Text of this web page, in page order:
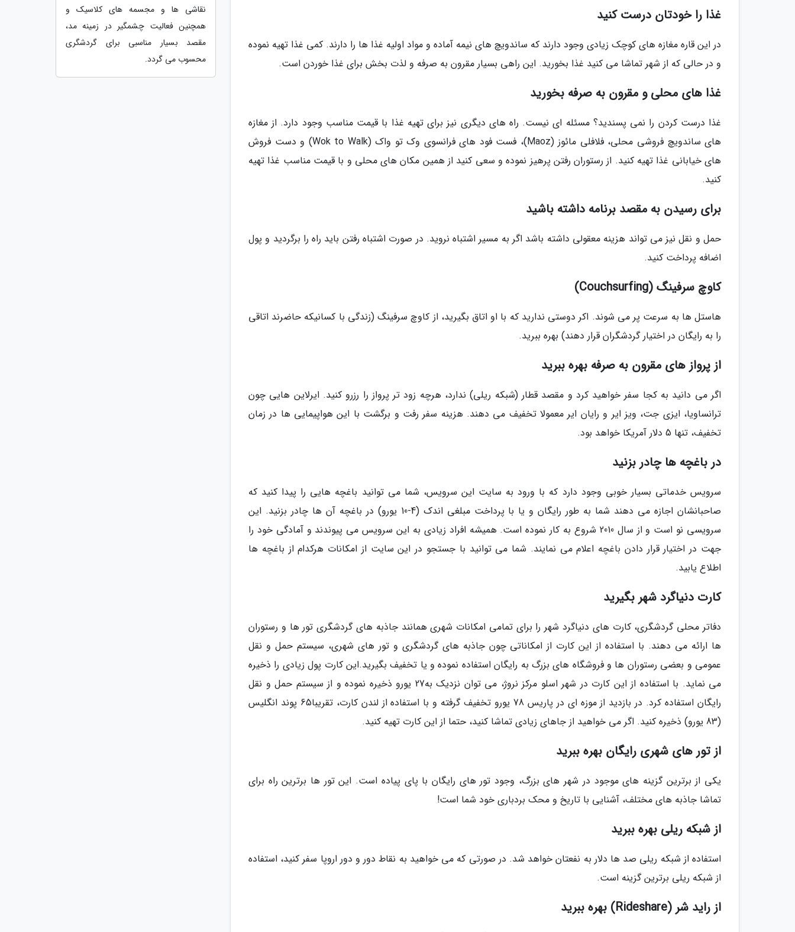
غذا را خودتان درست کنید
در این قاره مغازه های کوچک زیادی وجود دارند که ساندویچ های نیمه آماده و مواد اولیه غذا ها را دارند. کمی غذا تهیه نموده
و در حالی که از شهر تماشا می کنید غذا بخورید. این راهی بسیار مقرون به صرفه و لذت بخش برای غذا خوردن است.
غذا های محلی و مقرون به صرفه بخورید
غذا درست کردن را نمی پسندید؟ مسئله ای نیست. راه های دیگری نیز برای تهیه غذا با قیمت مناسب وجود دارد. از مغازه
های ساندویچ فروشی محلی، فلافلی مائوز (Maoz)، فست فود های فرانسوی وک تو واک (Wok to Walk) و دست فروش
های خیابانی غذا تهیه کنید. از رستوران رفتن پرهیز نموده و سعی کنید از همین مکان های محلی و با قیمت مناسب غذا تهیه
کنید.
برای رسیدن به مقصد برنامه داشته باشید
حمل و نقل نیز می تواند هزینه معقولی داشته باشد اگر به مسیر اشتباه نروید. در صورت اشتباه رفتن باید راه را برگردید و پول
اضافه پرداخت کنید.
کاوچ سرفینگ (Couchsurfing)
هاستل ها به سرعت پر می شوند. اکر دوستی ندارید که با او اتاق بگیرید، از کاوچ سرفینگ (زندگی با کسانیکه حاضرند اتاقی
را به رایگان در اختیار گردشگران قرار دهند) بهره ببرید.
از پرواز های مقرون به صرفه بهره ببرید
اگر می دانید به کجا سفر خواهید کرد و مقصد قطار (شبکه ریلی) ندارد، هرچه زود تر پرواز را رزرو کنید. ایرلاین هایی چون
ترانساویا، ایزی جت، ویز ایر و رایان ایر معمولا تخفیف می دهند. هزینه سفر رفت و برگشت با این هواپیمایی ها در زمان
تخفیف، تنها 5 دلار آمریکا خواهد بود.
در باغچه ها چادر بزنید
سرویس خدماتی بسیار خوبی وجود دارد که با ورود به سایت این سرویس، شما می توانید باغچه هایی را پیدا کنید که
صاحبانشان اجازه می دهند شما به طور رایگان و یا با پرداخت مبلغی اندک (4-10 یورو) در باغچه آن ها چادر بزنید. این
سرویسی نو است و از سال 2010 شروع به کار نموده است. همیشه افراد زیادی به این سرویس می پیوندند و آمادگی خود را
جهت در اختیار قرار دادن باغچه اعلام می نمایند. شما می توانید با جستجو در این سایت از امکانات هرکدام از باغچه ها
اطلاع یابید.
کارت دنیاگرد شهر بگیرید
دفاتر محلی گردشگری، کارت های دنیاگرد شهر را برای تمامی امکانات شهری همانند جاذبه های گردشگری تور ها و رستوران
ها ارائه می دهند. با استفاده از این کارت از امکاناتی چون جاذبه های گردشگری و تور های شهری، سیستم حمل و نقل
عمومی و بعضی رستوران ها و فروشگاه های بزرگ به رایگان استفاده نموده و یا تخفیف بگیرید.این کارت پول زیادی را ذخیره
می نماید. با استفاده از این کارت در شهر اسلو مرکز نروژ، می توان نزدیک به27 یورو ذخیره نموده و از سیستم حمل و نقل
رایگان استفاده کرد. در بازدید از موزه ای در پاریس 78 یورو تخفیف گرفته و با استفاده از لندن کارت، تقریبا65 پوند انگلیس
(83 یورو) ذخیره کنید. اگر می خواهید از جاهای زیادی تماشا کنید، حتما از این کارت تهیه کنید.
از تور های شهری رایگان بهره ببرید
یکی از برترین گزینه های موجود در شهر های بزرگ، وجود تور های رایگان با پای پیاده است. این تور ها برترین راه برای
تماشا جاذبه های مختلف، آشنایی با تاریخ و محک بردباری خود شما است!
از شبکه ریلی بهره ببرید
استفاده از شبکه ریلی صد ها دلار به نفعتان خواهد شد. در صورتی که می خواهید به نقاط دور و دور اروپا سفر کنید، استفاده
از شبکه ریلی برترین گزینه است.
از راید شر (Rideshare) بهره ببرید
نقاشی ها و مجسمه های کلاسیک و
همچنین فعالیت چشمگیر در زمینه مد،
مقصد بسیار مناسبی برای گردشگری
محسوب می گردد.